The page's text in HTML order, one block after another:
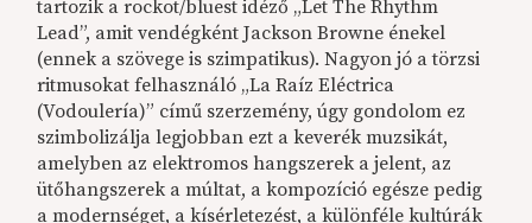
tartozik a rockot/bluest idéző „Let The Rhythm
Lead”, amit vendégként Jackson Browne énekel
(ennek a szövege is szimpatikus). Nagyon jó a törzsi
ritmusokat felhasználó „La Raíz Eléctrica
(Vodoulería)” című szerzemény, úgy gondolom ez
szimbolizálja legjobban ezt a keverék muzsikát,
amelyben az elektromos hangszerek a jelent, az
ütőhangszerek a múltat, a kompozíció egésze pedig
a modernséget, a kísérletezést, a különféle kultúrák